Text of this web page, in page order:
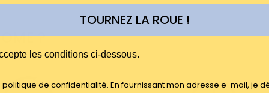
?
TOURNEZ LA ROUE !
les conditions ci-dessous.
politique de confidentialité. En fournissant mon adresse e-mail, je